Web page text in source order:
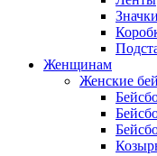
Значки
Женщинам
Женские